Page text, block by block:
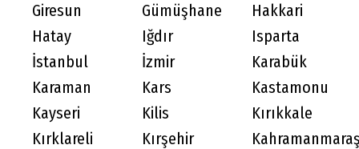
Giresun
Gümüşhane
Hakkari
Hatay
Iğdır
Isparta
İstanbul
İzmir
Karabük
Karaman
Kars
Kastamonu
Kayseri
Kilis
Kırıkkale
Kırklareli
Kırşehir